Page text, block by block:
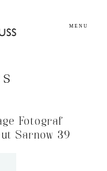
MENU
Fotograf
Sarnow 39